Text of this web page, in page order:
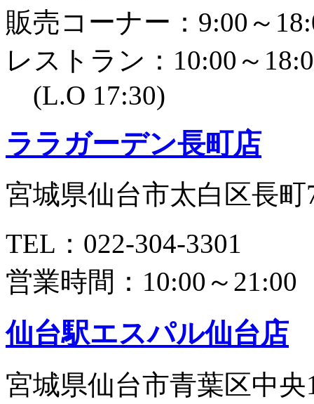
販売コーナー：9:00～
レストラン：10:00～
(L.O 17:30)
ララガーデン長町店
宮城県仙台市太白区長町
TEL：022-304-3301
営業時間：10:00～21:00
仙台駅エスパル仙台店
宮城県仙台市青葉区中